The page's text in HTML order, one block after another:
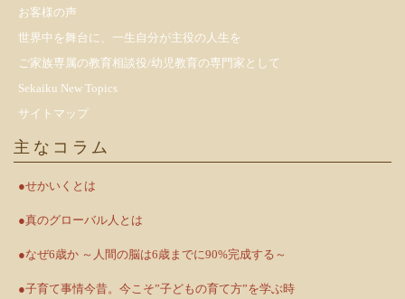
お客様の声
世界中を舞台に、一生自分が主役の人生を
ご家族専属の教育相談役/幼児教育の専門家として
Sekaiku New Topics
サイトマップ
主なコラム
●せかいくとは
●真のグローバル人とは
●なぜ6歳か ～人間の脳は6歳までに90%完成する～
●子育て事情今昔。今こそ”子どもの育て方”を学ぶ時